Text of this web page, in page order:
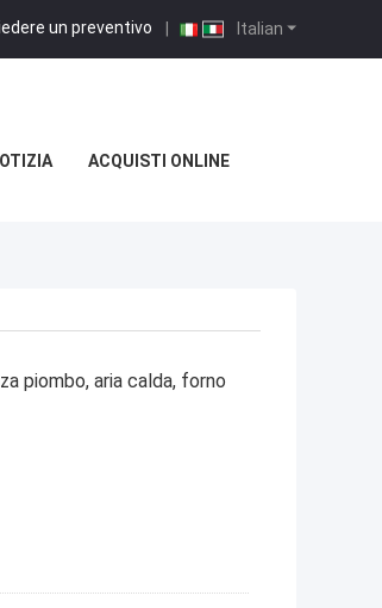
Italian
un preventivo |
ACQUISTI ONLINE
piombo, aria calda, forno